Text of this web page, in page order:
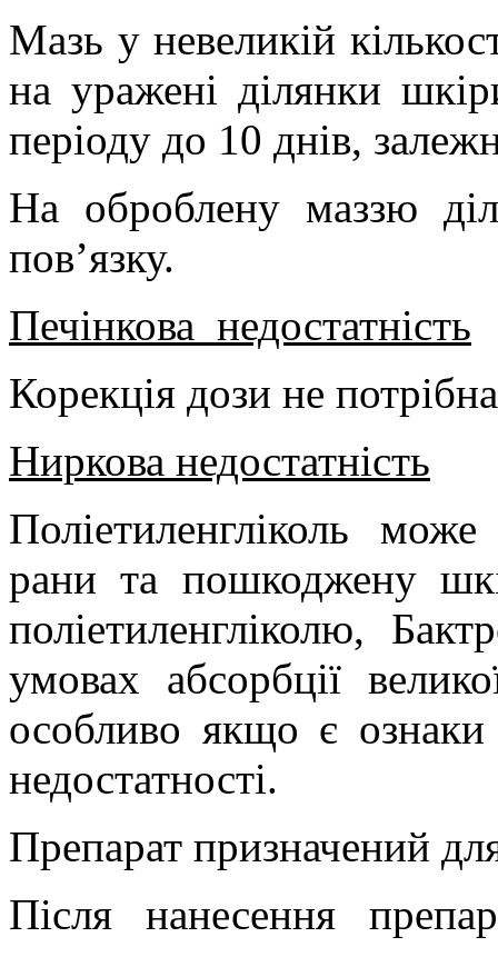
Мазь у невеликій
на уражені ділянки
періоду до 10 днів,
На оброблену маззю
пов’язку.
Печінкова недостатність
Корекція дози не
Ниркова недостатність
Поліетиленгліколь
рани та пошкоджену
поліетиленгліколю,
умовах абсорбції
особливо якщо є ознаки
недостатності.
Препарат призначений
Після нанесення